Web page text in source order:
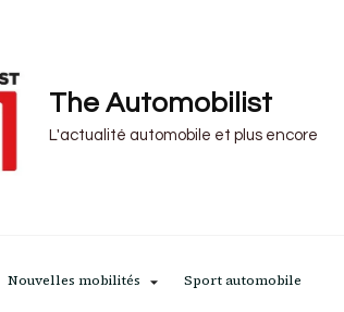
The Automobilist
L'actualité automobile et plus encore
Nouvelles mobilités Sport automobile